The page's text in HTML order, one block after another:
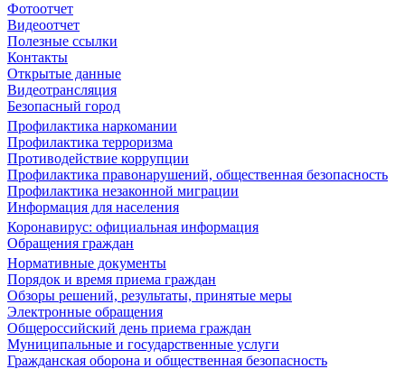
Фотоотчет
Видеоотчет
Полезные ссылки
Контакты
Открытые данные
Видеотрансляция
Безопасный город
Профилактика наркомании
Профилактика терроризма
Противодействие коррупции
Профилактика правонарушений, общественная безопасность
Профилактика незаконной миграции
Информация для населения
Коронавирус: официальная информация
Обращения граждан
Нормативные документы
Порядок и время приема граждан
Обзоры решений, результаты, принятые меры
Электронные обращения
Общероссийский день приема граждан
Муниципальные и государственные услуги
Гражданская оборона и общественная безопасность